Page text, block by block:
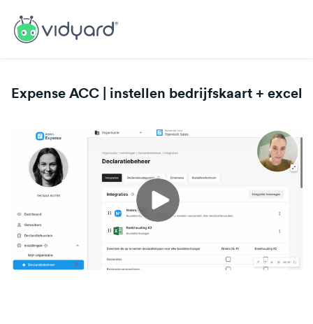
Expense ACC | instellen bedrijfskaart + excel